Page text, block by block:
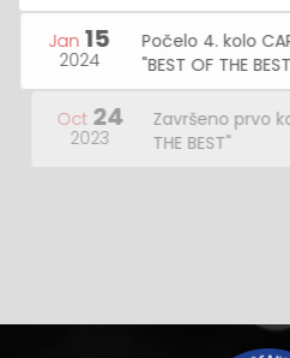
Jan 15
2024
Počelo 4. kolo
"BEST OF THE
Oct 24
2023
Završeno prvo
THE BEST"